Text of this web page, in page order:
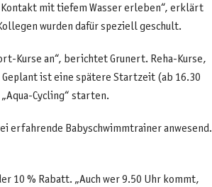
mit tiefem Wasser erleben“, erklärt
wurden dafür speziell geschult.
Kurse an“, berichtet Grunert. Reha-Kurse,
ist eine spätere Startzeit (ab 16.30
Cycling“ starten.
erfahrende Babyschwimmtrainer anwesend.
10 % Rabatt. „Auch wer 9.50 Uhr kommt,